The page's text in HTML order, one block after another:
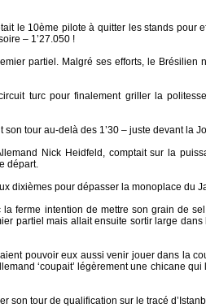
le 10ème pilote à quitter les stands pour
– 1’27.050 !
partiel. Malgré ses efforts, le Brésilien
turc pour finalement griller la
tour au-delà des 1’30 – juste devant la
Nick Heidfeld, comptait sur la
départ.
dixièmes pour dépasser la monoplace du
ferme intention de mettre son grain de
partiel mais allait ensuite sortir large
pouvoir eux aussi venir jouer dans la
‘coupait’ légèrement une chicane
son tour de qualification sur le tracé